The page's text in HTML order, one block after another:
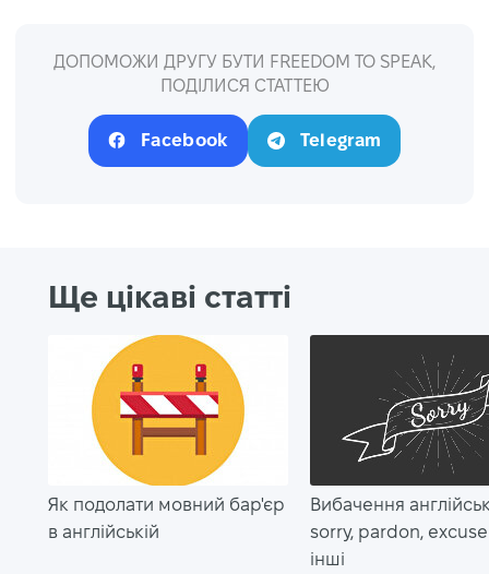
ДОПОМОЖИ ДРУГУ БУТИ FREEDOM TO SPEAK,
ПОДІЛИСЯ СТАТТЕЮ
Facebook Telegram
Ще цікаві статті
Як подолати мовний бар'єр
в англійській
Вибачення
sorry, pardon,
інші